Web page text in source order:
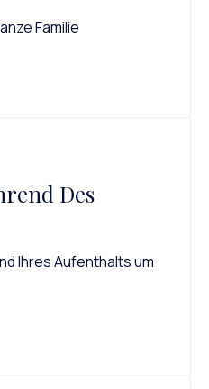
Familie
Des
Ihres Aufenthalts um